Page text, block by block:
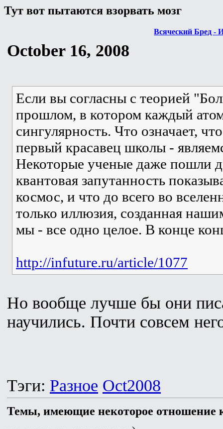
Тут вот пытаются взорвать мозг
Всяческий Бред -
October 16, 2008
Если вы согласны с теорией
прошлом, в котором каждый
сингулярность. Что означает,
первый красавец школы -
Некоторые ученые даже пошли
квантовая запутанность
космос, и что до всего во
только иллюзия, созданная
мы - все одно целое. В конце
http://infuture.ru/article/1077
Но вообще лучше бы они
научились. Почти совсем
Тэги: Разное Oct2008
Темы, имеющие некоторое отношение